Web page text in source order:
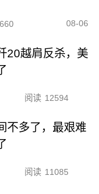
08-06
20越肩反杀，美
阅读 12594
不多了，最艰难
阅读 11085